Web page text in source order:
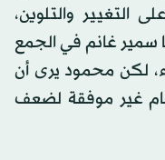
التغيير والتلوين،
غانم في الجمع
لكن محمود يرى أن
غير موفقة لضعف